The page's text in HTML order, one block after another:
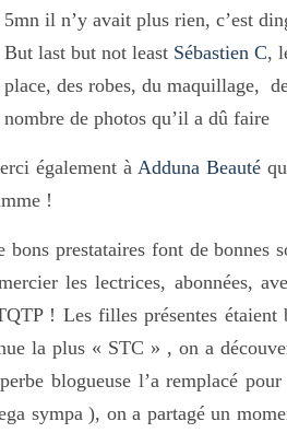
5mn il n’y avait plus rien, c’est
But last but not least Sébastien C,
place, des robes, du maquillage,
nombre de photos qu’il a dû faire
également à Adduna Beauté
!
bons prestataires font de
les lectrices, abonnées,
! Les filles présentes étaient
la plus « STC » , on a
blogueuse l’a remplacé
sympa ), on a partagé un